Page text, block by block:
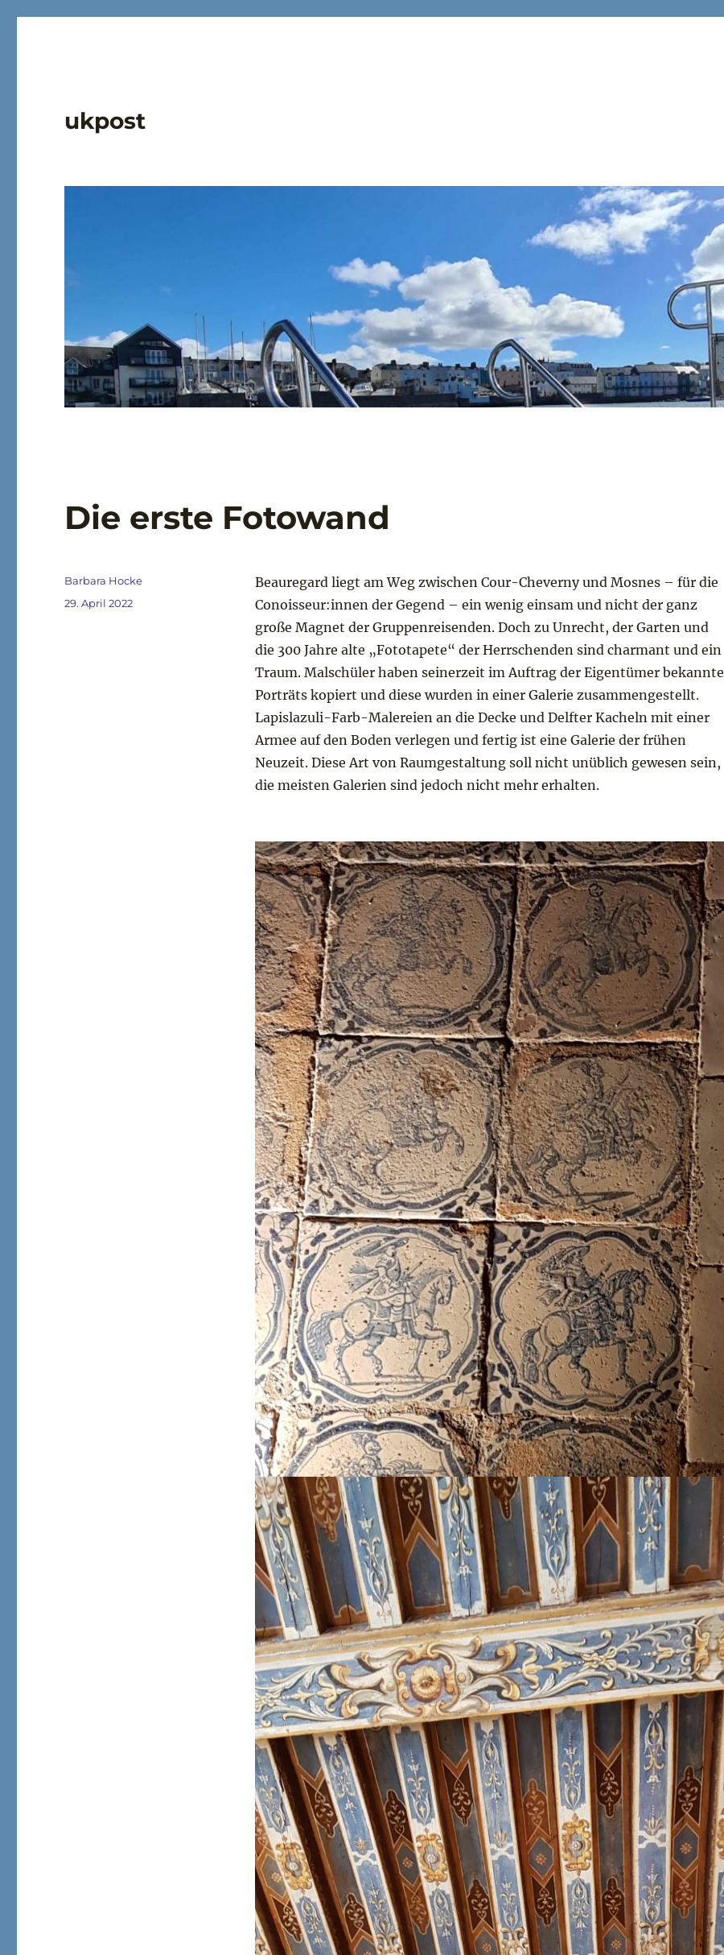
ukpost
Die erste Fotowand
Beauregard liegt am Weg zwischen Cour-Cheverny und Mosnes – für die
Conoisseur:innen der Gegend – ein wenig einsam und nicht der ganz
große Magnet der Gruppenreisenden. Doch zu Unrecht, der Garten und
die 300 Jahre alte „Fototapete“ der Herrschenden sind charmant und ein
Traum. Malschüler haben seinerzeit im Auftrag der Eigentümer bekannte
Porträts kopiert und diese wurden in einer Galerie zusammengestellt.
Lapislazuli-Farb-Malereien an die Decke und Delfter Kacheln mit einer
Armee auf den Boden verlegen und fertig ist eine Galerie der frühen
Neuzeit. Diese Art von Raumgestaltung soll nicht unüblich gewesen sein,
die meisten Galerien sind jedoch nicht mehr erhalten.
Autor
Barbara Hocke
Veröffentlicht
29. April 2022